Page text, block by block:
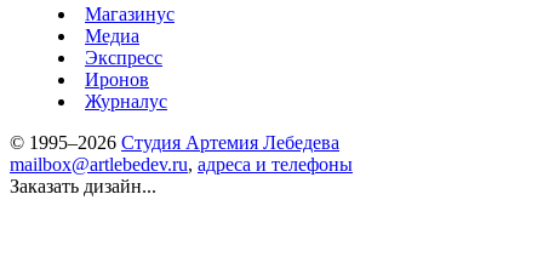
Магазинус
Медиа
Экспресс
Иронов
Журналус
© 1995–2026 Студия Артемия Лебедева
mailbox@artlebedev.ru, адреса и телефоны
Заказать дизайн...